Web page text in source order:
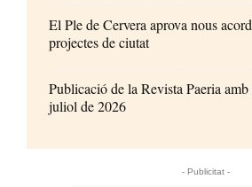
El Ple de Cervera aprova nous
projectes de ciutat
Publicació de la Revista Paeria amb
juliol de 2026
- Publicitat -